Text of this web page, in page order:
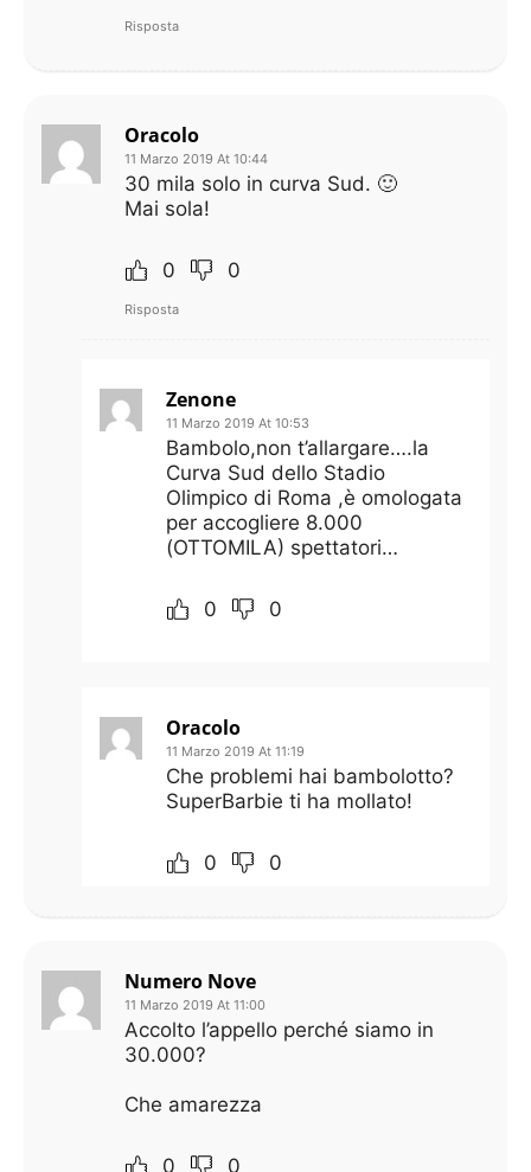
Risposta
Oracolo
11 Marzo 2019 At 10:44
30 mila solo in curva Sud. 🙂
Mai sola!
0 0
Risposta
Zenone
11 Marzo 2019 At 10:53
Bambolo,non t’allargare….la
Curva Sud dello Stadio
Olimpico di Roma ,è omologata
per accogliere 8.000
(OTTOMILA) spettatori…
0 0
Oracolo
11 Marzo 2019 At 11:19
Che problemi hai bambolotto?
SuperBarbie ti ha mollato!
0 0
Numero Nove
11 Marzo 2019 At 11:00
Accolto l’appello perché siamo in
30.000?
Che amarezza
0 0